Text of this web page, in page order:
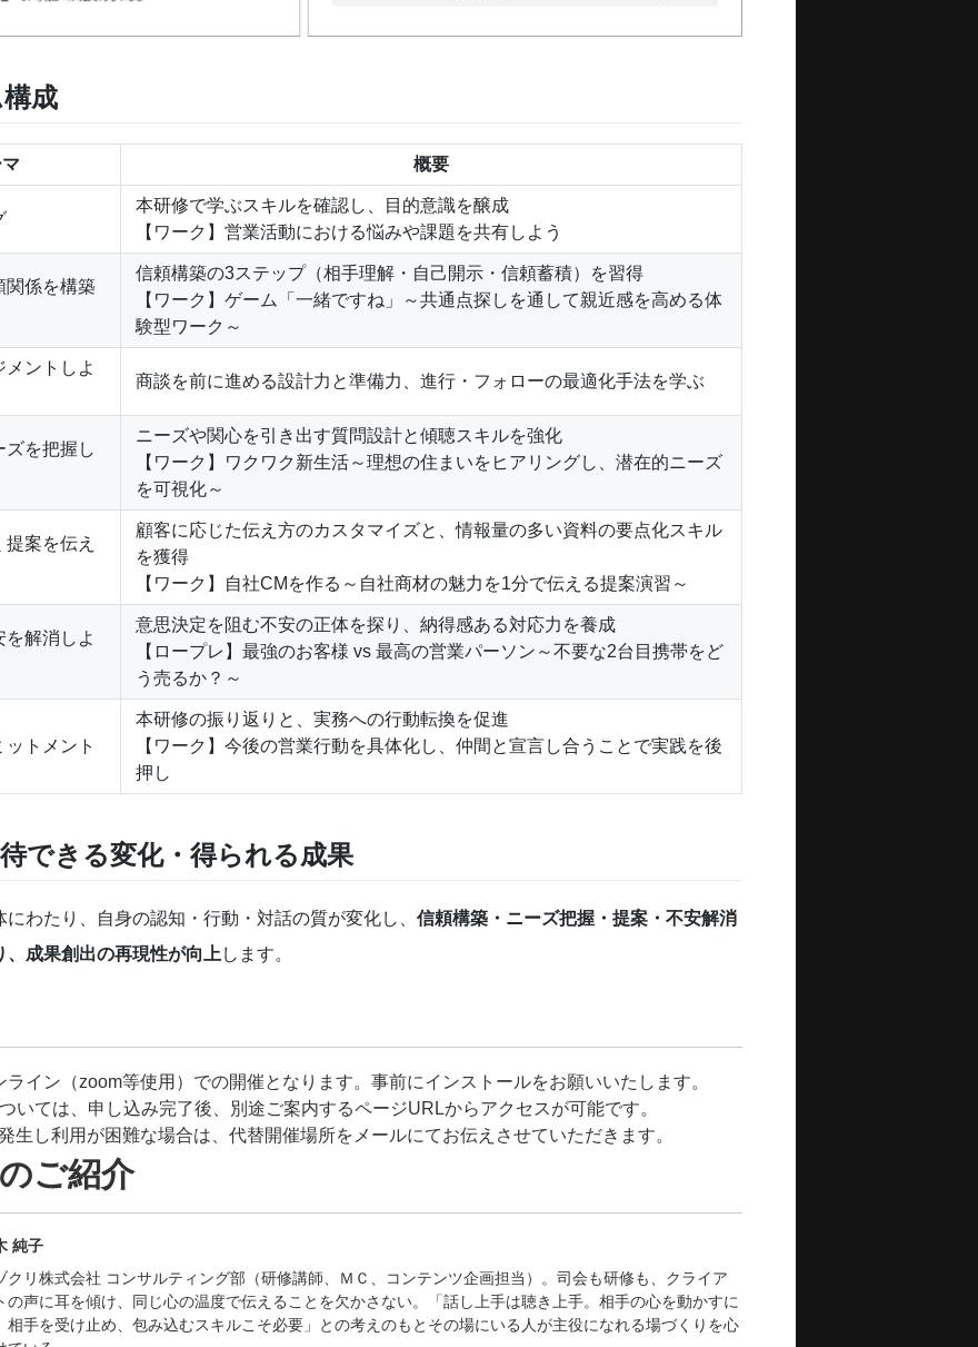
成
概要
本研修で学ぶスキルを確認し、目的意識を醸成
【ワーク】営業活動における悩みや課題を共有しよう
関係を構築
信頼構築の3ステップ（相手理解・自己開示・信頼蓄積）を習得
【ワーク】ゲーム「一緒ですね」～共通点探しを通して親近感を高める体
験型ワーク～
メントしよ
商談を前に進める設計力と準備力、進行・フォローの最適化手法を学ぶ
ズを把握し
ニーズや関心を引き出す質問設計と傾聴スキルを強化
【ワーク】ワクワク新生活～理想の住まいをヒアリングし、潜在的ニーズ
を可視化～
案を伝え
顧客に応じた伝え方のカスタマイズと、情報量の多い資料の要点化スキル
を獲得
【ワーク】自社CMを作る～自社商材の魅力を1分で伝える提案演習～
を解消しよ
意思決定を阻む不安の正体を探り、納得感ある対応力を養成
【ロープレ】最強のお客様 vs 最高の営業パーソン～不要な2台目携帯をど
う売るか？～
トメント
本研修の振り返りと、実務への行動転換を促進
【ワーク】今後の営業行動を具体化し、仲間と宣言し合うことで実践を後
押し
できる変化・得られる成果
わたり、自身の認知・行動・対話の質が変化し、 信頼構築・ニーズ把握・提案・不安解消
、成果創出の再現性が向上 します。
イン（zoom等使用）での開催となります。事前にインストールをお願いいたします。
いては、申し込み完了後、別途ご案内するページURLからアクセスが可能です。
生し利用が困難な場合は、代替開催場所をメールにてお伝えさせていただきます。
ご紹介
純子
クリ株式会社 コンサルティング部（研修講師、ＭＣ、コンテンツ企画担当）。司会も研修も、クライア
の声に耳を傾け、同じ心の温度で伝えることを欠かさない。「話し上手は聴き上手。相手の心を動かすに
相手を受け止め、包み込むスキルこそ必要」との考えのもとその場にいる人が主役になれる場づくりを心